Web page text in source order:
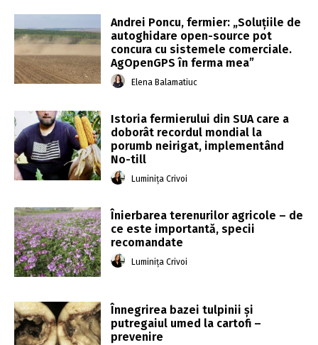
Andrei Poncu, fermier: „Soluțiile de
autoghidare open-source pot
concura cu sistemele comerciale.
AgOpenGPS în ferma mea”
Elena Balamatiuc
Istoria fermierului din SUA care a
doborât recordul mondial la
porumb neirigat, implementând
No-till
Luminița Crivoi
Înierbarea terenurilor agricole – de
ce este importantă, specii
recomandate
Luminița Crivoi
Înnegrirea bazei tulpinii și
putregaiul umed la cartofi –
prevenire